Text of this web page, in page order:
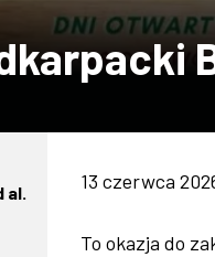
al.
13 czerwca
To okazja do